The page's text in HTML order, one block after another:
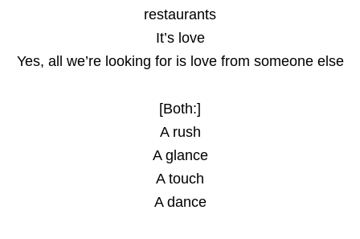
restaurants
It’s love
Yes, all we’re looking for is love from someone else
[Both:]
A rush
A glance
A touch
A dance